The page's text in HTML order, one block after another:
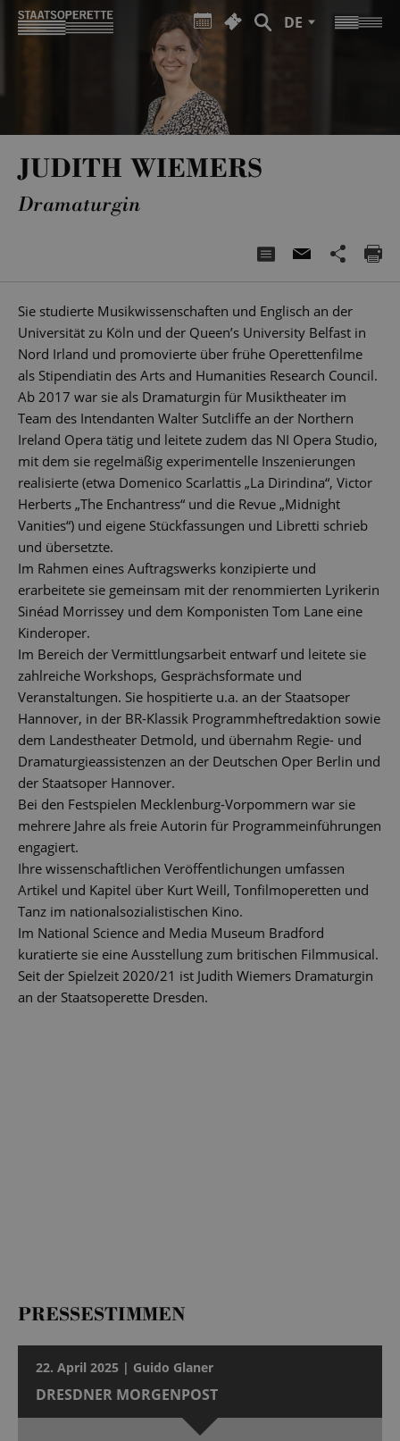
DE
JUDITH WIEMERS
Dramaturgin
Sie studierte Musikwissenschaften und Englisch an der
Universität zu Köln und der Queen’s University Belfast in
Nord Irland und promovierte über frühe Operettenfilme
als Stipendiatin des Arts and Humanities Research Council.
Ab 2017 war sie als Dramaturgin für Musiktheater im
Team des Intendanten Walter Sutcliffe an der Northern
Ireland Opera tätig und leitete zudem das NI Opera Studio,
mit dem sie regelmäßig experimentelle Inszenierungen
realisierte (etwa Domenico Scarlattis „La Dirindina“, Victor
Herberts „The Enchantress“ und die Revue „Midnight
Vanities“) und eigene Stückfassungen und Libretti schrieb
und übersetzte.
Im Rahmen eines Auftragswerks konzipierte und
erarbeitete sie gemeinsam mit der renommierten Lyrikerin
Sinéad Morrissey und dem Komponisten Tom Lane eine
Kinderoper.
Im Bereich der Vermittlungsarbeit entwarf und leitete sie
zahlreiche Workshops, Gesprächsformate und
Veranstaltungen. Sie hospitierte u.a. an der Staatsoper
Hannover, in der BR-Klassik Programmheftredaktion sowie
dem Landestheater Detmold, und übernahm Regie- und
Dramaturgieassistenzen an der Deutschen Oper Berlin und
der Staatsoper Hannover.
Bei den Festspielen Mecklenburg-Vorpommern war sie
mehrere Jahre als freie Autorin für Programmeinführungen
engagiert.
Ihre wissenschaftlichen Veröffentlichungen umfassen
Artikel und Kapitel über Kurt Weill, Tonfilmoperetten und
Tanz im nationalsozialistischen Kino.
Im National Science and Media Museum Bradford
kuratierte sie eine Ausstellung zum britischen Filmmusical.
Seit der Spielzeit 2020/21 ist Judith Wiemers Dramaturgin
an der Staatsoperette Dresden.
PRESSESTIMMEN
22. April 2025 | Guido Glaner
DRESDNER MORGENPOST